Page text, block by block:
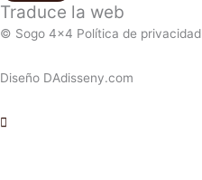
Traduce la web
© Sogo 4x4 Política de privacidad
Diseño DAdisseny.com